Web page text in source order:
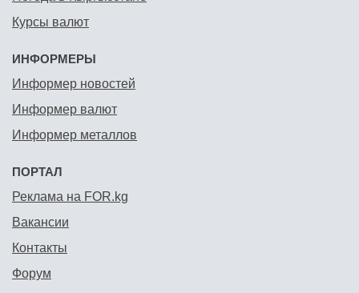
Курсы валют
ИНФОРМЕРЫ
Информер новостей
Информер валют
Информер металлов
ПОРТАЛ
Реклама на FOR.kg
Вакансии
Контакты
Форум